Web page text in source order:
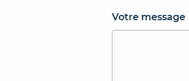
Votre message